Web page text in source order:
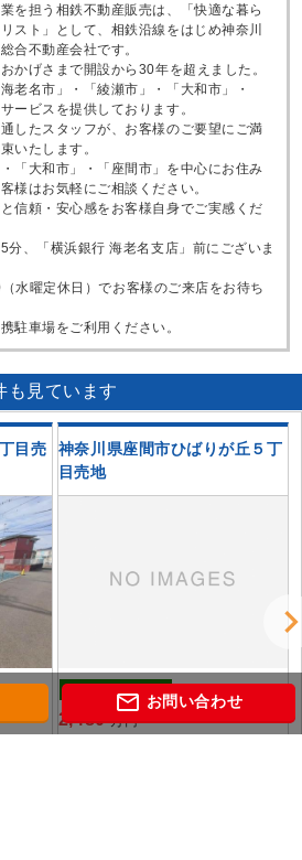
を担う相鉄不動産販売は、「快適な暮ら
スト」として、相鉄沿線をはじめ神奈川
合不動産会社です。
かげさまで開設から30年を超えました。
老名市」・「綾瀬市」・「大和市」・
ービスを提供しております。
したスタッフが、お客様のご要望にご満
いたします。
「大和市」・「座間市」を中心にお住み
様はお気軽にご相談ください。
信頼・安心感をお客様自身でご実感くだ
、「横浜銀行 海老名支店」前にございま
水曜定休日）でお客様のご来店をお待ち
駐車場をご利用ください。
も見ています
目売
神奈川県座間市ひばりが丘５丁
目売地
2,480万円
mail_outline お問い合わせ